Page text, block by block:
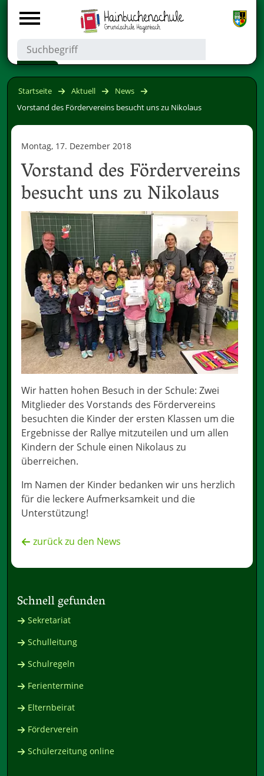
Startseite Aktuell
News
Vorstand des Fördervereins besucht uns zu Nikolaus
Montag, 17. Dezember 2018
Vorstand des Fördervereins
besucht uns zu Nikolaus
Wir hatten hohen Besuch in der Schule: Zwei
Mitglieder des Vorstands des Fördervereins
besuchten die Kinder der ersten Klassen um die
Ergebnisse der Rallye mitzuteilen und um allen
Kindern der Schule einen Nikolaus zu
überreichen.
Im Namen der Kinder bedanken wir uns herzlich
für die leckere Aufmerksamkeit und die
Unterstützung!
zurück zu den News
Schnell gefunden
Sekretariat
Schulleitung
Schulregeln
Ferientermine
Elternbeirat
Förderverein
Schülerzeitung online